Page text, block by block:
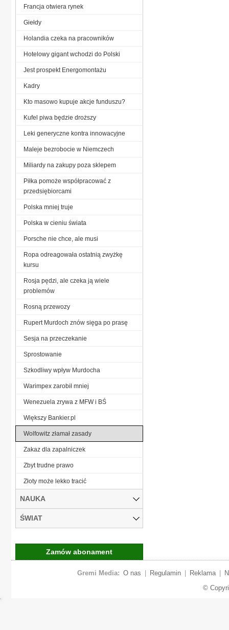
Francja otwiera rynek
Giełdy
Holandia czeka na pracowników
Hotelowy gigant wchodzi do Polski
Jest prospekt Energomontażu
Kadry
Kto masowo kupuje akcje funduszu?
Kufel piwa będzie droższy
Leki generyczne kontra innowacyjne
Maleje bezrobocie w Niemczech
Miliardy na zakupy poza sklepem
Piłka pomoże współpracować z
przedsiębiorcami
Polska mniej truje
Polska w cieniu świata
Porsche nie chce, ale musi
Ropa odreagowała ostatnią zwyżkę
kursu
Rosja pędzi, ale czeka ją wiele
problemów
Rosną przewozy
Rupert Murdoch znów sięga po prasę
Sesja na przeczekanie
Sprostowanie
Szkodliwy wpływ Murdocha
Warimpex zarobił mniej
Wenezuela zrywa z MFW i BŚ
Większy Bankier.pl
Wolfowitz złamał zasady
Zakaz dla zapalniczek
Zbyt trudne prawo
Złoty może lekko tracić
NAUKA
ŚWIAT
Zamów abonament
Gremi Media: O nas Regulamin Reklama
©